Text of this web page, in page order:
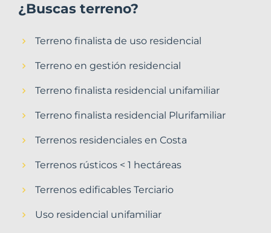
¿Buscas terreno?
Terreno finalista de uso residencial
Terreno en gestión residencial
Terreno finalista residencial unifamiliar
Terreno finalista residencial Plurifamiliar
Terrenos residenciales en Costa
Terrenos rústicos < 1 hectáreas
Terrenos edificables Terciario
Uso residencial unifamiliar